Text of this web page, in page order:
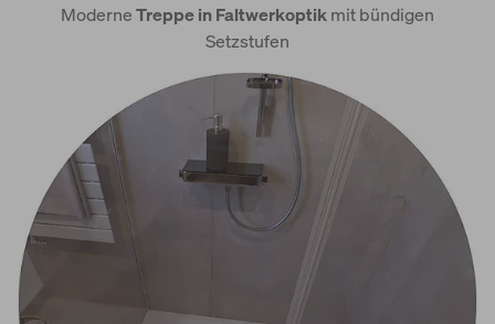
ModerneTreppe in Faltwerkoptikmit bündigen
Setzstufen